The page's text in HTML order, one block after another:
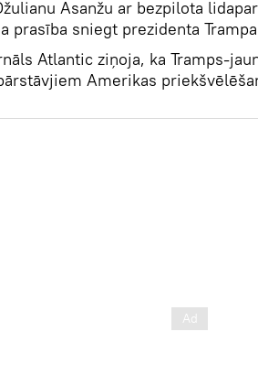
Asanžu ar bezpilota
prasība sniegt prezidenta
Atlantic ziņoja, ka Tramps-
Amerikas